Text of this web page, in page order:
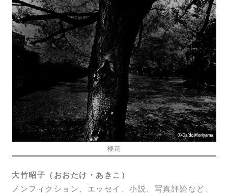
櫻花
大竹昭子（おおたけ・あきこ）
ノンフィクション、エッセイ、小説、写真評論など、